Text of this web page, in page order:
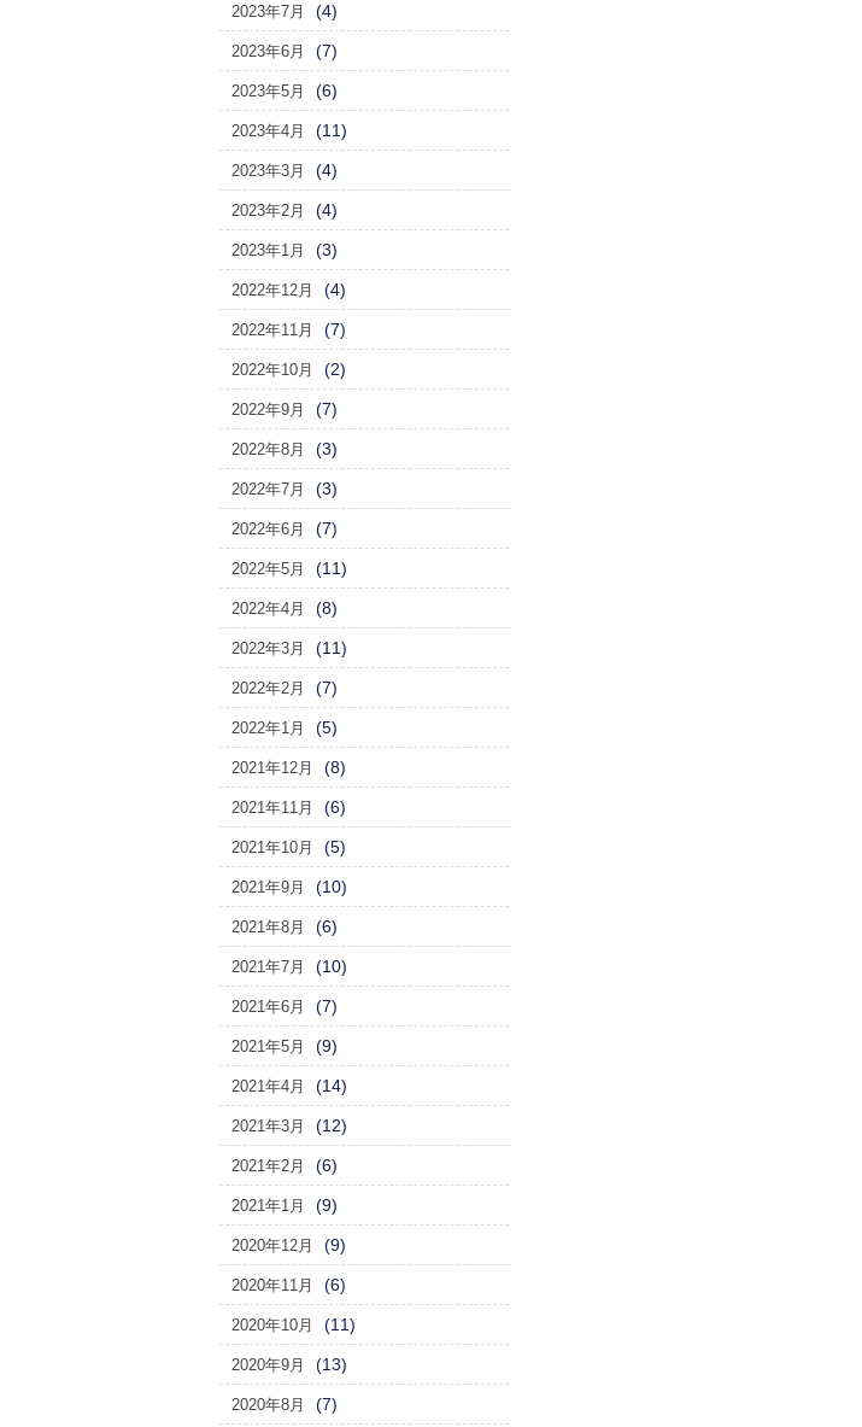
2023年7月 (4)
2023年6月 (7)
2023年5月 (6)
2023年4月 (11)
2023年3月 (4)
2023年2月 (4)
2023年1月 (3)
2022年12月 (4)
2022年11月 (7)
2022年10月 (2)
2022年9月 (7)
2022年8月 (3)
2022年7月 (3)
2022年6月 (7)
2022年5月 (11)
2022年4月 (8)
2022年3月 (11)
2022年2月 (7)
2022年1月 (5)
2021年12月 (8)
2021年11月 (6)
2021年10月 (5)
2021年9月 (10)
2021年8月 (6)
2021年7月 (10)
2021年6月 (7)
2021年5月 (9)
2021年4月 (14)
2021年3月 (12)
2021年2月 (6)
2021年1月 (9)
2020年12月 (9)
2020年11月 (6)
2020年10月 (11)
2020年9月 (13)
2020年8月 (7)